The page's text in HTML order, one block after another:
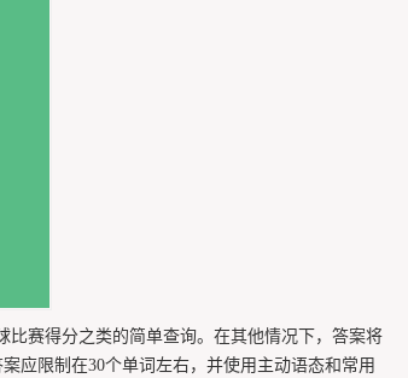
赛得分之类的简单查询。在其他情况下，答案将
应限制在30个单词左右，并使用主动语态和常用